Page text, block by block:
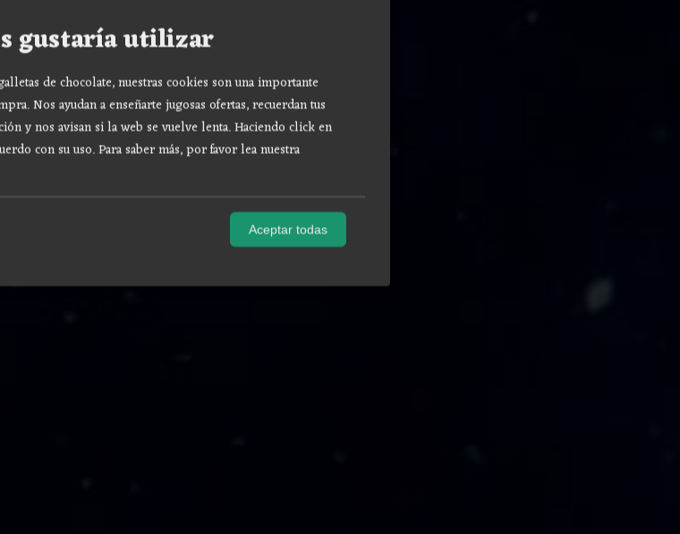
gustaría utilizar
de chocolate, nuestras cookies son una importante
Nos ayudan a enseñarte jugosas ofertas, recuerdan tus
y nos avisan si la web se vuelve lenta. Haciendo click en
con su uso. Para saber más, por favor lea nuestra
Aceptar todas